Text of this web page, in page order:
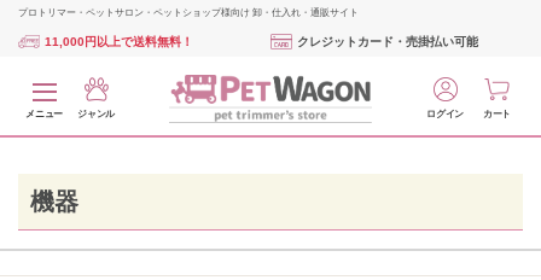
プロトリマー・ペットサロン・ペットショップ様向け 卸・仕入れ・通販サイト
11,000円以上で送料無料！ クレジットカード・売掛払い可能
メニュー ジャンル ログイン カート
機器